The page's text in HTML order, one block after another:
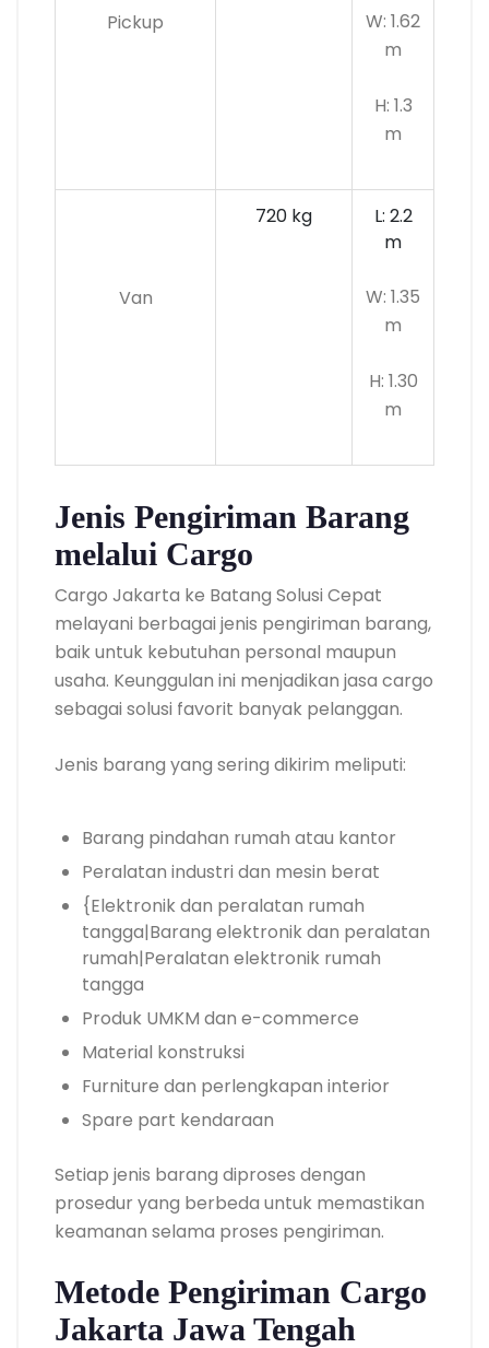
Pickup
W: 1.62
m
H: 1.3
m
Van
720 kg
L: 2.2
m
W: 1.35
m
H: 1.30
m
Jenis Pengiriman Barang
melalui Cargo
Cargo Jakarta ke Batang Solusi Cepat
melayani berbagai jenis pengiriman barang,
baik untuk kebutuhan personal maupun
usaha. Keunggulan ini menjadikan jasa cargo
sebagai solusi favorit banyak pelanggan.
Jenis barang yang sering dikirim meliputi:
Barang pindahan rumah atau kantor
Peralatan industri dan mesin berat
{Elektronik dan peralatan rumah
tangga|Barang elektronik dan peralatan
rumah|Peralatan elektronik rumah
tangga
Produk UMKM dan e-commerce
Material konstruksi
Furniture dan perlengkapan interior
Spare part kendaraan
Setiap jenis barang diproses dengan
prosedur yang berbeda untuk memastikan
keamanan selama proses pengiriman.
Metode Pengiriman Cargo
Jakarta Jawa Tengah